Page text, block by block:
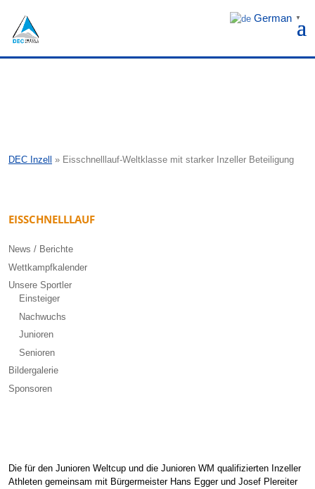
DEC Inzell » Eisschnelllauf-Weltklasse mit starker Inzeller Beteiligung
EISSCHNELLLAUF
News / Berichte
Wettkampfkalender
Unsere Sportler
Einsteiger
Nachwuchs
Junioren
Senioren
Bildergalerie
Sponsoren
Die für den Junioren Weltcup und die Junioren WM qualifizierten Inzeller
Athleten gemeinsam mit Bürgermeister Hans Egger und Josef Plereiter
German ▼